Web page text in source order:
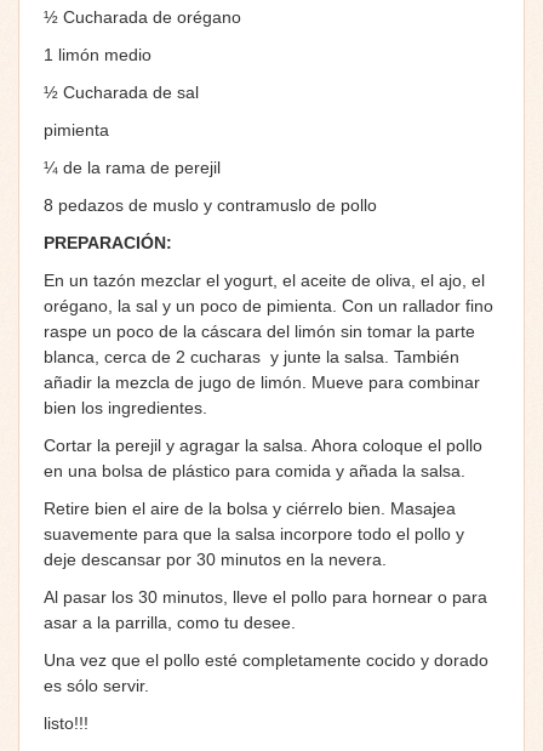
½ Cucharada de orégano
1 limón medio
½ Cucharada de sal
pimienta
¼ de la rama de perejil
8 pedazos de muslo y contramuslo de pollo
PREPARACIÓN:
En un tazón mezclar el yogurt, el aceite de oliva, el ajo, el
orégano, la sal y un poco de pimienta. Con un rallador fino
raspe un poco de la cáscara del limón sin tomar la parte
blanca, cerca de 2 cucharas y junte la salsa. También
añadir la mezcla de jugo de limón. Mueve para combinar
bien los ingredientes.
Cortar la perejil y agragar la salsa. Ahora coloque el pollo
en una bolsa de plástico para comida y añada la salsa.
Retire bien el aire de la bolsa y ciérrelo bien. Masajea
suavemente para que la salsa incorpore todo el pollo y
deje descansar por 30 minutos en la nevera.
Al pasar los 30 minutos, lleve el pollo para hornear o para
asar a la parrilla, como tu desee.
Una vez que el pollo esté completamente cocido y dorado
es sólo servir.
listo!!!